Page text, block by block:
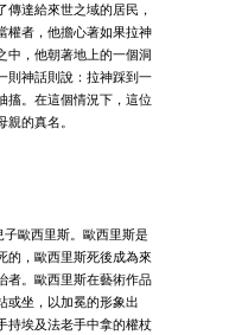
傳達給來世之域的居民，
權者，他擔心著如果拉神
中，他朝著地上的一個洞
則神話則說：拉神踩到一
搐。在這個情況下，這位
的真名。
歐西里斯。歐西里斯是
的，歐西里斯死後成為來
者。歐西里斯在藝術作品
或坐，以加冕的形象出
持埃及法老手中拿的權杖